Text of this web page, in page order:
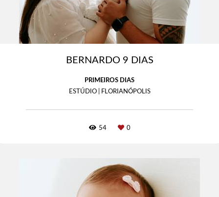
BERNARDO 9 DIAS
PRIMEIROS DIAS
ESTÚDIO | FLORIANÓPOLIS
54 0